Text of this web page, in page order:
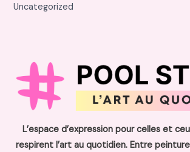
Uncategorized
L’espace d’expression pour celles et
respirent l’art au quotidien. Entre